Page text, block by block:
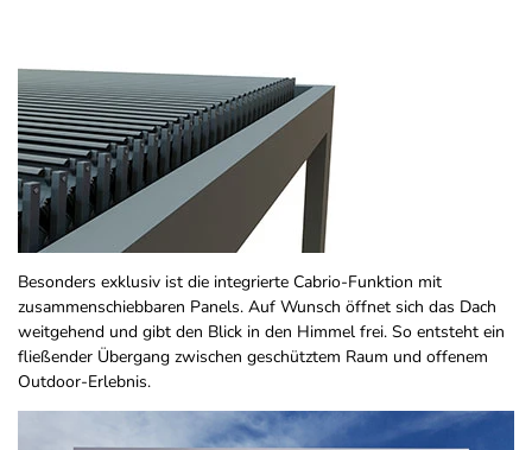
Besonders exklusiv ist die integrierte Cabrio-Funktion mit
zusammenschiebbaren Panels. Auf Wunsch öffnet sich das Dach
weitgehend und gibt den Blick in den Himmel frei. So entsteht ein
fließender Übergang zwischen geschütztem Raum und offenem
Outdoor-Erlebnis.